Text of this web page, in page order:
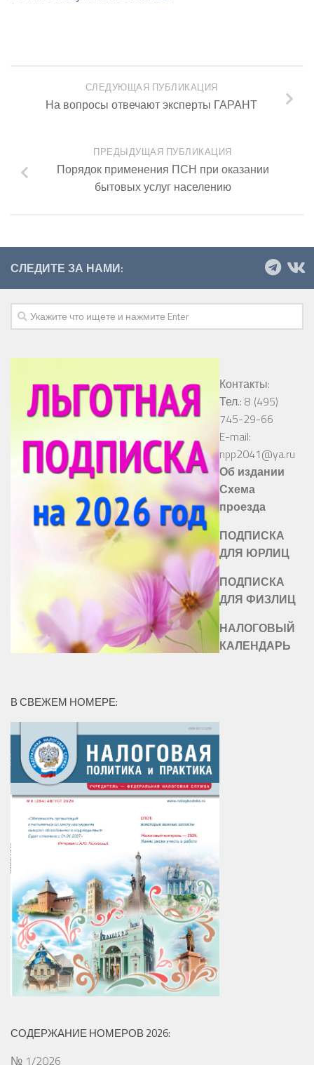
СЛЕДУЮЩАЯ ПУБЛИКАЦИЯ
На вопросы отвечают эксперты ГАРАНТ
ПРЕДЫДУЩАЯ ПУБЛИКАЦИЯ
Порядок применения ПСН при оказании
бытовых услуг населению
СЛЕДИТЕ ЗА НАМИ:
Контакты:
Тел.: 8 (495)
745-29-66
E-mail:
npp2041@ya.ru
Об издании
Схема
проезда
ПОДПИСКА
ДЛЯ ЮРЛИЦ
ПОДПИСКА
ДЛЯ ФИЗЛИЦ
НАЛОГОВЫЙ
КАЛЕНДАРЬ
В СВЕЖЕМ НОМЕРЕ:
СОДЕРЖАНИЕ НОМЕРОВ 2026:
№ 1/2026